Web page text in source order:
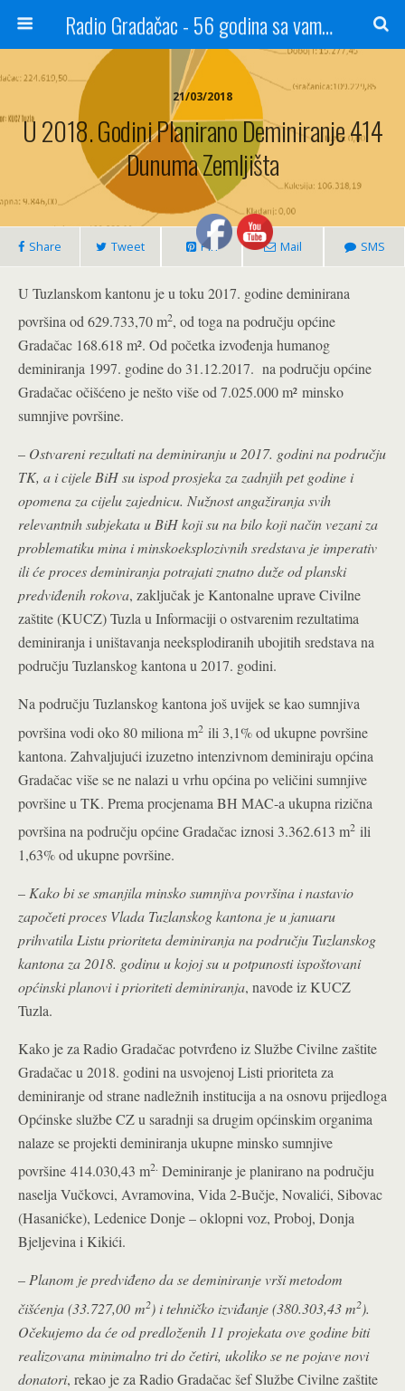
Radio Gradačac - 56 godina sa vama...
21/03/2018
U 2018. Godini Planirano Deminiranje 414
Dunuma Zemljišta
Share Tweet Pin Mail SMS
U Tuzlanskom kantonu je u toku 2017. godine deminirana
površina od 629.733,70 m2, od toga na području općine
Gradačac 168.618 m². Od početka izvođenja humanog
deminiranja 1997. godine do 31.12.2017. na području općine
Gradačac očišćeno je nešto više od 7.025.000 m² minsko
sumnjive površine.
– Ostvareni rezultati na deminiranju u 2017. godini na području
TK, a i cijele BiH su ispod prosjeka za zadnjih pet godine i
opomena za cijelu zajednicu. Nužnost angažiranja svih
relevantnih subjekata u BiH koji su na bilo koji način vezani za
problematiku mina i minskoeksplozivnih sredstava je imperativ
ili će proces deminiranja potrajati znatno duže od planski
predviđenih rokova, zaključak je Kantonalne uprave Civilne
zaštite (KUCZ) Tuzla u Informaciji o ostvarenim rezultatima
deminiranja i uništavanja neeksplodiranih ubojitih sredstava na
području Tuzlanskog kantona u 2017. godini.
Na području Tuzlanskog kantona još uvijek se kao sumnjiva
površina vodi oko 80 miliona m2 ili 3,1% od ukupne površine
kantona. Zahvaljujući izuzetno intenzivnom deminiraju općina
Gradačac više se ne nalazi u vrhu općina po veličini sumnjive
površine u TK. Prema procjenama BH MAC-a ukupna rizična
površina na području općine Gradačac iznosi 3.362.613 m2 ili
1,63% od ukupne površine.
– Kako bi se smanjila minsko sumnjiva površina i nastavio
započeti proces Vlada Tuzlanskog kantona je u januaru
prihvatila Listu prioriteta deminiranja na području Tuzlanskog
kantona za 2018. godinu u kojoj su u potpunosti ispoštovani
općinski planovi i prioriteti deminiranja, navode iz KUCZ
Tuzla.
Kako je za Radio Gradačac potvrđeno iz Službe Civilne zaštite
Gradačac u 2018. godini na usvojenoj Listi prioriteta za
deminiranje od strane nadležnih institucija a na osnovu prijedloga
Općinske službe CZ u saradnji sa drugim općinskim organima
nalaze se projekti deminiranja ukupne minsko sumnjive
površine 414.030,43 m2. Deminiranje je planirano na području
naselja Vučkovci, Avramovina, Vida 2-Bučje, Novalići, Sibovac
(Hasanićke), Ledenice Donje – oklopni voz, Proboj, Donja
Bjeljevina i Kikići.
–Planom je predviđeno da se deminiranje vrši metodom
čišćenja (33.727,00 m2) i tehničko izviđanje (380.303,43 m2).
Očekujemo da će od predloženih 11 projekata ove godine biti
realizovana minimalno tri do četiri, ukoliko se ne pojave novi
donatori, rekao je za Radio Gradačac šef Službe Civilne zaštite